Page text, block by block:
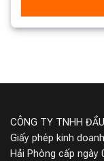
CÔNG TY TNHH
Giấy phép kinh
Hải Phòng cấp ngày